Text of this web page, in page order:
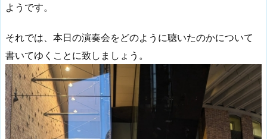
ようです。
それでは、本日の演奏会をどのように聴いたのかについて
書いてゆくことに致しましょう。